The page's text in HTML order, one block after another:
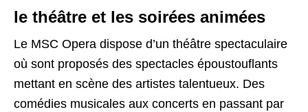
le théâtre et les soirées animées
Le MSC Opera dispose d’un théâtre spectaculaire
où sont proposés des spectacles époustouflants
mettant en scène des artistes talentueux. Des
comédies musicales aux concerts en passant par